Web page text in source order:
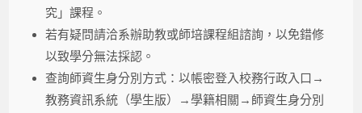
究」課程。
若有疑問請洽系辦助教或師培課程組諮詢，以免錯修
以致學分無法採認。
查詢師資生身分別方式：以帳密登入校務行政入口→
教務資訊系統（學生版）→學籍相關→師資生身分別